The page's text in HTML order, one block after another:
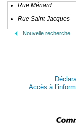
Rue Ménard
Rue Saint-Jacques
Nouvelle recherche
Accès à